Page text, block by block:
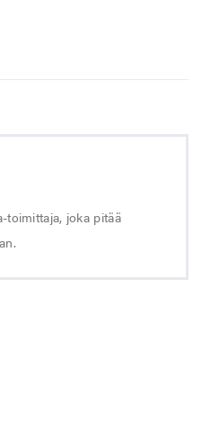
toimittaja, joka pitää